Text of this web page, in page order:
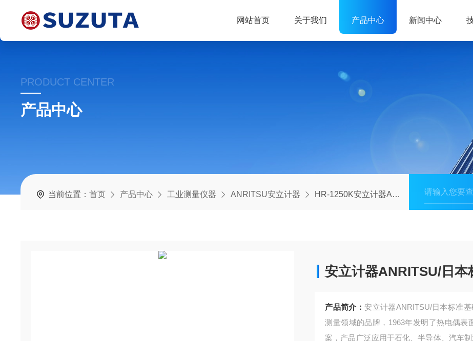
网站首页 关于我们 产品中心 新闻中心
PRODUCT CENTER
产品中心
当前位置：首页 产品中心 工业测量仪器 ANRITSU安立计器 HR-1250K安立计器ANRITSU/日本标准基础手持式温度计
安立计器ANRITSU/日
产品简介： 安立计器ANRITSU/日本标准
测量领域的品牌，1963年发明了热电偶
案，产品广泛应用于石化、半导体、汽车